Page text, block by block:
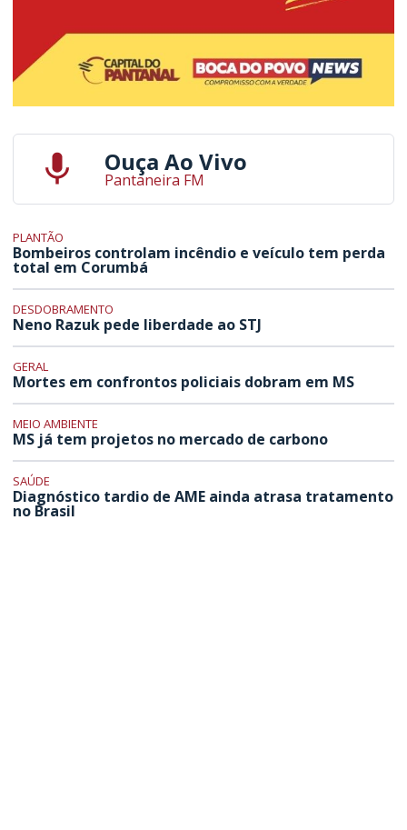
Ouça Ao Vivo
Pantaneira FM
PLANTÃO
Bombeiros controlam incêndio e veículo tem perda
total em Corumbá
DESDOBRAMENTO
Neno Razuk pede liberdade ao STJ
GERAL
Mortes em confrontos policiais dobram em MS
MEIO AMBIENTE
MS já tem projetos no mercado de carbono
SAÚDE
Diagnóstico tardio de AME ainda atrasa tratamento
no Brasil